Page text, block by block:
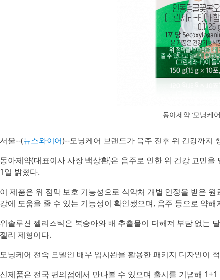
동아제약 ‘모닝케
서울--(뉴스와이어)--모닝케어 브랜드가 음주 전후 위 건강까지
동아제약(대표이사 사장 백상환)은 음주로 인한 위 건강 고민을
1일 밝혔다.
이 제품은 위 점막 보호 기능성으로 식약처 개별 인정을 받은
강에 도움을 줄 수 있는 기능성이 확인됐으며, 음주 등으로 약
위솔루션 젤리스틱은 복숭아와 배 추출물이 더해져 부담 없는
젤리 제형이다.
모닝케어 전속 모델인 배우 임시완을 활용한 패키지 디자인이
신제품은 전국 편의점에서 만나볼 수 있으며 출시를 기념해